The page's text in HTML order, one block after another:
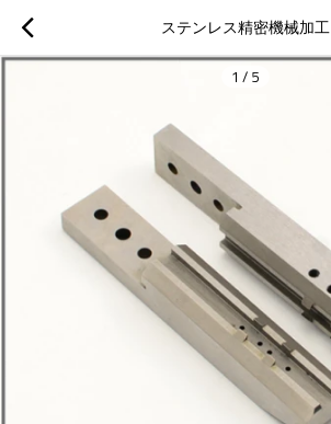
ステンレス精密機械加工
1 / 5